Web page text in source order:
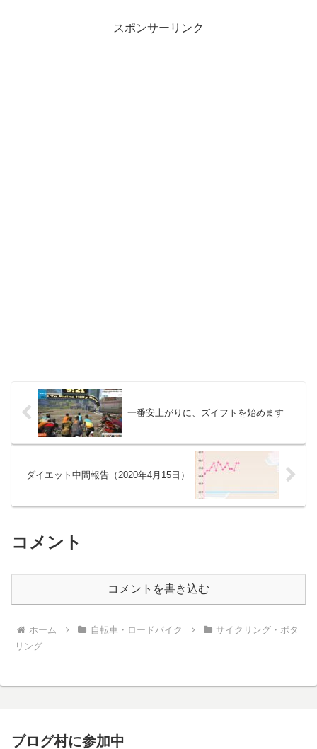
スポンサーリンク
一番安上がりに、ズイフトを始めます
ダイエット中間報告（2020年4月15日）
コメント
コメントを書き込む
ホーム 自転車・ロードバイク
サイクリング・ポタ
リング
ブログ村に参加中